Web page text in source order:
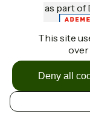
EN
Funded as part
Contact
Espace Presse
Mentions légales
Réalisation :
This site
over
Deny all